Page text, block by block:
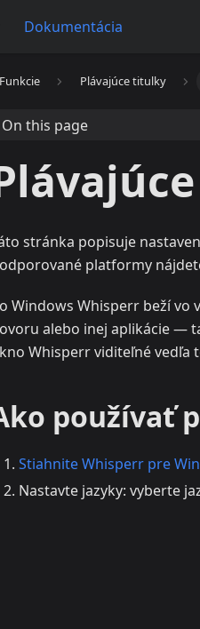
Dokumentácia
Funkcie Plávajúce titulky
On this page
stránka popisuje
platformy
Windows Whisperr beží vo
alebo inej aplikácie —
Whisperr viditeľné vedľa
používať
Stiahnite Whisperr pre
Nastavte jazyky: vyberte